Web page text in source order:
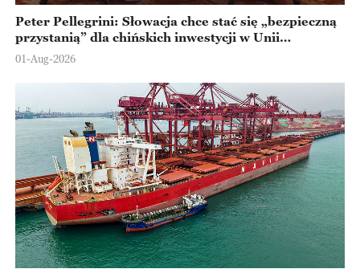
Peter Pellegrini: Słowacja chce stać się „bezpieczną
przystanią” dla chińskich inwestycji w Unii
Europejskiej
01-Aug-2026